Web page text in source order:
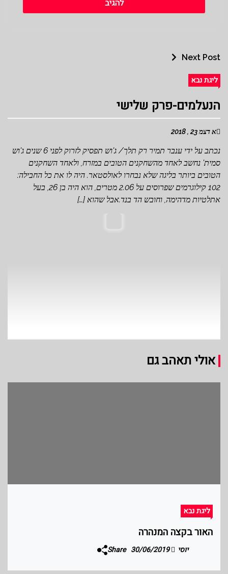
Next Post
ליגת נבא
הנעלמים-פרק שלישי
א דצמ 23 , 2018
נכתב על ידי ענבר תמיר רק תלך/ ג'וש תפסיק לזרוק לפני 6 שנים ג'וש
סמית' נחשב לאחד מהשחקנים הטובים במזרח, ולאחד השחקנים
הטובים ביותר בליגה שלא נבחרו לאולסטאר. היה לו את כל החבילה:
102 קילוגרמים שפרוסים על 2.06 מטרים, הוא היה בן 26, בעל
אתלטיות מדהימה, וחובש הד בנד.אבל שהוא […]
אולי תאהב גם
ליגת נבא
האור בקצה המנהרה
יוסי 30/06/2019
Share